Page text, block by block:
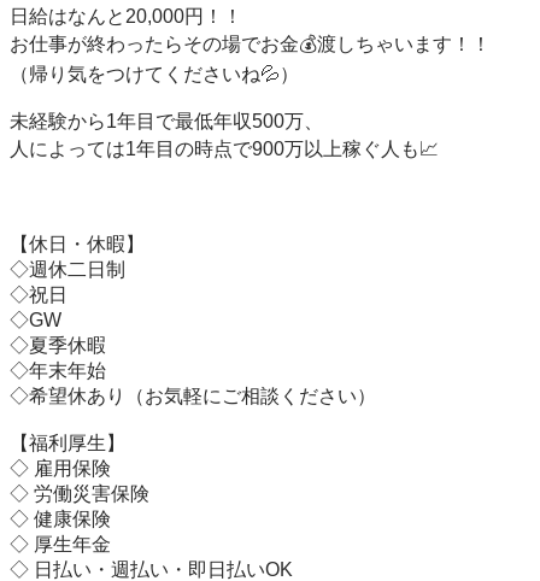
日給はなんと20,000円！！
お仕事が終わったらその場でお金💰渡しちゃいます！！
（帰り気をつけてくださいね💦）
未経験から1年目で最低年収500万、
人によっては1年目の時点で900万以上稼ぐ人も📈
【休日・休暇】
◇週休二日制
◇祝日
◇GW
◇夏季休暇
◇年末年始
◇希望休あり（お気軽にご相談ください）
【福利厚生】
◇ 雇用保険
◇ 労働災害保険
◇ 健康保険
◇ 厚生年金
◇ 日払い・週払い・即日払いOK